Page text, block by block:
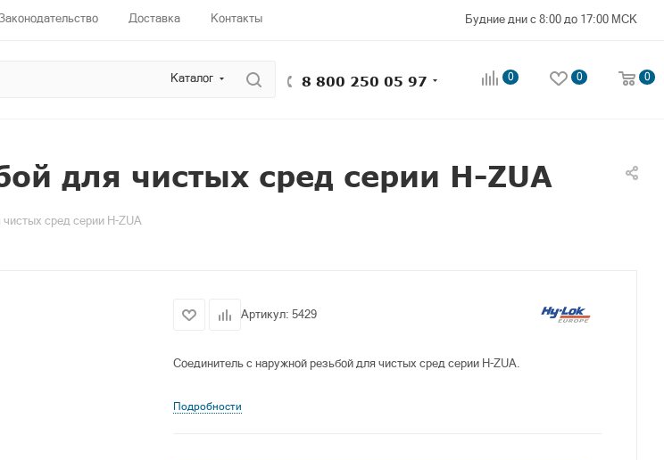
Доставка Контакты Будние дни с 8:00 до 17:00 МСК
Каталог 8 800 250 05 97 0 0 0
для чистых сред серии H-ZUA
сред серии H-ZUA
Артикул: 5429
Соединитель с наружной резьбой для чистых сред серии H-ZUA.
Подробности